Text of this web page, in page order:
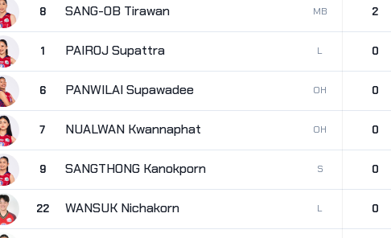
8 SANG-OB Tirawan MB 2
1 PAIROJ Supattra L 0
6 PANWILAI Supawadee OH 0
7 NUALWAN Kwannaphat OH 0
9 SANGTHONG Kanokporn S 0
22 WANSUK Nichakorn L 0